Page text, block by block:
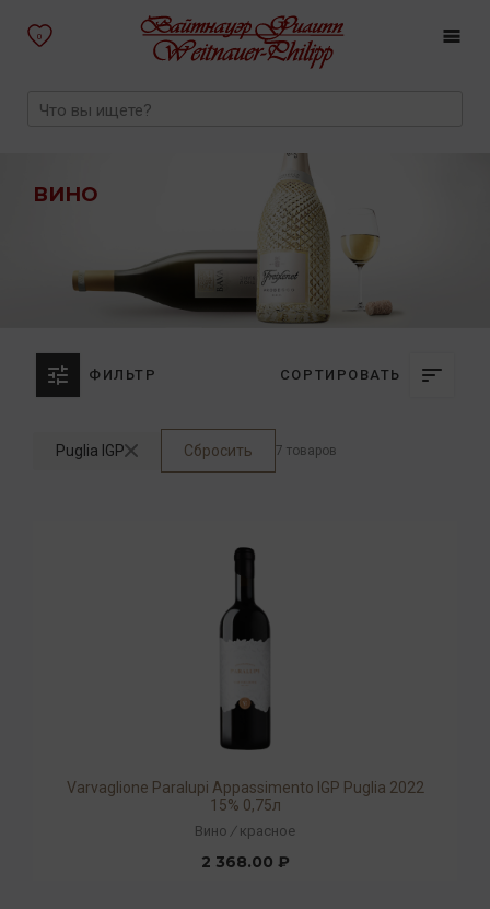
0
ВИНО
ФИЛЬТР СОРТИРОВАТЬ
Puglia IGP Сбросить 7 товаров
Varvaglione Paralupi Appassimento IGP Puglia 2022
15% 0,75л
Вино / красное
2 368.00 ₽